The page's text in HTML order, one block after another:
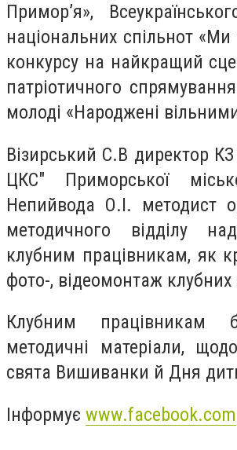
Примор’я»,
національних спільнот «Ми
конкурсу на найкращий
патріотичного
молоді «Народжені
Візирський С.В директор
ЦКС" Приморської
Непийвода О.І. методист
методичного відділу
клубним працівникам, як
фото-, відеомонтаж клубних
Клубним працівникам
методичні матеріали,
свята Вишиванки й Дня
Інформує www.facebook.com